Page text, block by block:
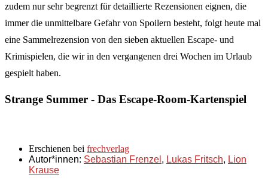
zudem nur sehr begrenzt für detaillierte Rezensionen eignen, die
immer die unmittelbare Gefahr von Spoilern besteht, folgt heute mal
eine Sammelrezension von den sieben aktuellen Escape- und
Krimispielen, die wir in den vergangenen drei Wochen im Urlaub
gespielt haben.
Strange Summer - Das Escape-Room-Kartenspiel
Erschienen bei frechverlag
Autor*innen: Sebastian Frenzel , Lukas Fritsch, Lion
Krause